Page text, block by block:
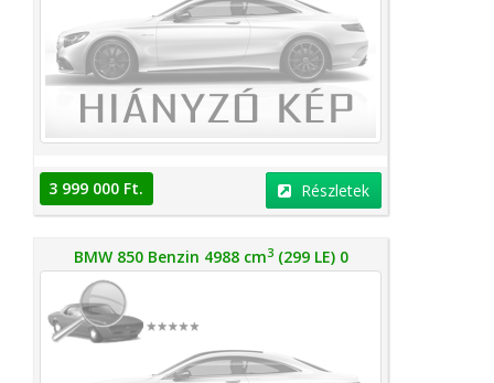
3 999 000 Ft. Részletek
BMW 850 Benzin 4988 cm3(299 LE) 0